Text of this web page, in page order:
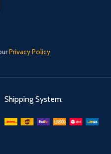
Privacy Policy
Shipping System: